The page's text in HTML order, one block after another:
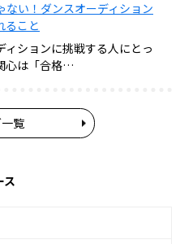
ない！ダンスオーディション
ること
ィションに挑戦する人にとっ
心は「合格…
覧
ス